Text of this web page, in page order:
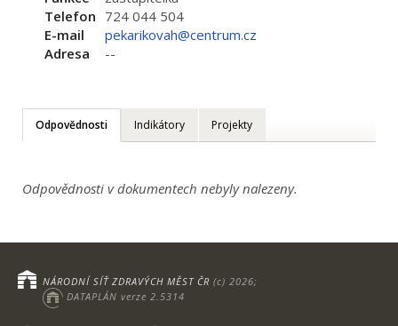
Telefon 724 044 504
E-mail
pekarikovah@centrum.cz
Adresa
--
Odpovědnosti Indikátory Projekty
Odpovědnosti v dokumentech nebyly nalezeny.
NÁRODNÍ SÍŤ ZDRAVÝCH MĚST ČR (c) 2026;
DATAPLÁN verze 2.5314